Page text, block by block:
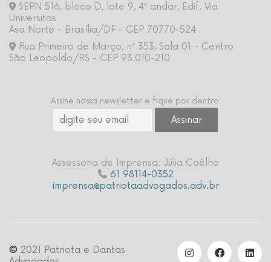
SEPN 516, bloco D, lote 9, 4º andar, Edif. Via
Universitas
Asa Norte - Brasília/DF - CEP 70770-524
Rua Primeiro de Março, nº 353, Sala 01 - Centro
São Leopoldo/RS - CEP 93.010-210
Assine nossa newsletter e fique por dentro:
Assessoria de Imprensa: Júlia Coêlho
61 98114-0352
imprensa@patriotaadvogados.adv.br
© 2021 Patriota e Dantas